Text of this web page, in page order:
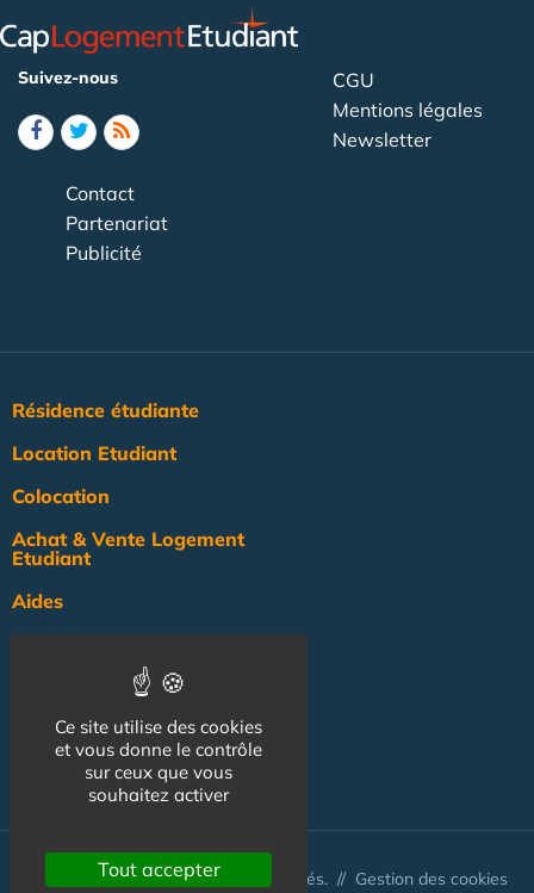
Suivez-nous
CGU
Mentions légales
Newsletter
Contact
Partenariat
Publicité
Résidence étudiante
Location Etudiant
Colocation
Achat & Vente Logement
Etudiant
Aides
NOS AUTRES SITES :
© Australis 2026 - Tous droits réservés. // Gestion des cookies
Ce site utilise des cookies
et vous donne le contrôle
sur ceux que vous
souhaitez activer
Tout accepter